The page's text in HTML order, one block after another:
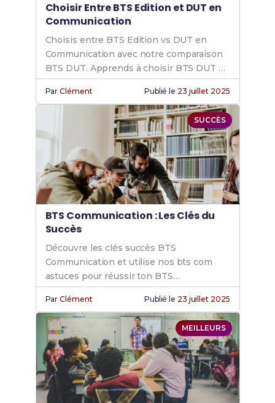
Choisir Entre BTS Edition et DUT en
Communication
Choisis entre BTS Edition vs DUT en
Communication avec notre comparaison
BTS DUT. Apprends à choisir BTS DUT et
explore communication BTS vs DUT.
ParClément Publié le 23 juillet 2025
SUCCÈS
BTS Communication : Les Clés du
Succès
Découvre les clés succès BTS
Communication et utilise nos bts com
astuces pour réussir ton BTS
communication. Atteins tes objectifs avec
nos conseils experts.
ParClément Publié le 23 juillet 2025
MEILLEURS